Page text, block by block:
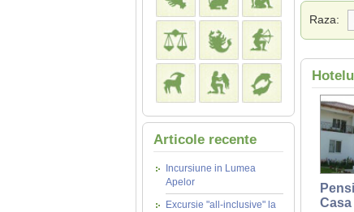
Articole recente
Incursiune in Lumea
Apelor
Excursie "all-inclusive" la
Raza: